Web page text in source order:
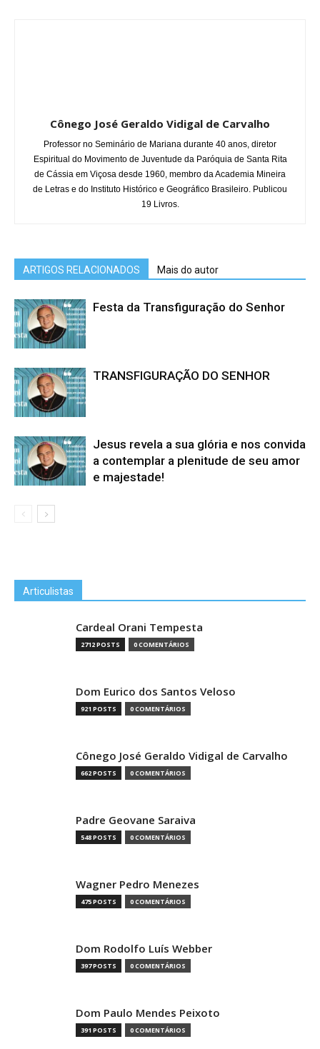
Cônego José Geraldo Vidigal de Carvalho
Professor no Seminário de Mariana durante 40 anos, diretor
Espiritual do Movimento de Juventude da Paróquia de Santa Rita
de Cássia em Viçosa desde 1960, membro da Academia Mineira
de Letras e do Instituto Histórico e Geográfico Brasileiro. Publicou
19 Livros.
ARTIGOS RELACIONADOS Mais do autor
Festa da Transfiguração do Senhor
TRANSFIGURAÇÃO DO SENHOR
Jesus revela a sua glória e nos convida
a contemplar a plenitude de seu amor
e majestade!
Articulistas
Cardeal Orani Tempesta
2712 POSTS 0 COMENTÁRIOS
Dom Eurico dos Santos Veloso
921 POSTS 0 COMENTÁRIOS
Cônego José Geraldo Vidigal de Carvalho
662 POSTS 0 COMENTÁRIOS
Padre Geovane Saraiva
548 POSTS 0 COMENTÁRIOS
Wagner Pedro Menezes
475 POSTS 0 COMENTÁRIOS
Dom Rodolfo Luís Webber
397 POSTS 0 COMENTÁRIOS
Dom Paulo Mendes Peixoto
391 POSTS 0 COMENTÁRIOS